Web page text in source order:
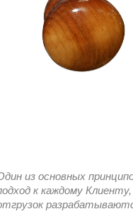
из основных
к каждому